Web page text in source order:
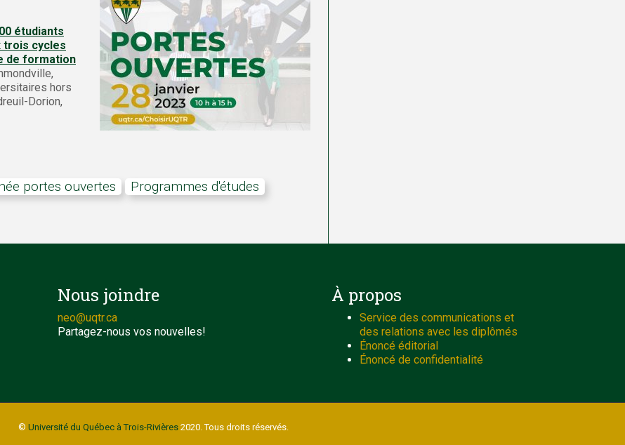
étudiants
trois cycles
de formation
hors
Dorion,
portes ouvertes Programmes d'études
Nous joindre
neo@uqtr.ca
Partagez-nous vos nouvelles!
À propos
Service des communications et
des relations avec les diplômés
Énoncé éditorial
Énoncé de confidentialité
© Université du Québec à Trois-Rivières2020. Tous droits réservés.